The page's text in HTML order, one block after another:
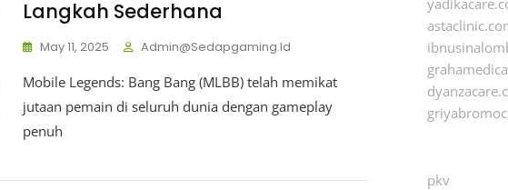
Langkah Sederhana
May 11, 2025 Admin@sedapgaming.id
Mobile Legends: Bang Bang (MLBB) telah memikat
jutaan pemain di seluruh dunia dengan gameplay
penuh
pkv